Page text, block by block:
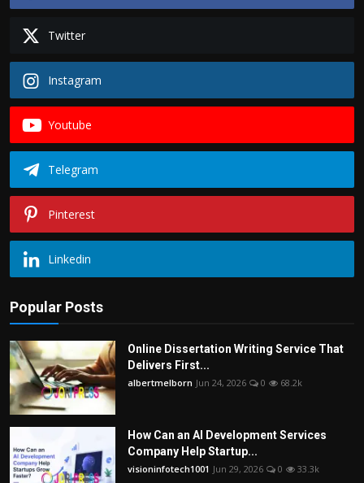
Twitter
Instagram
Youtube
Telegram
Pinterest
Linkedin
Popular Posts
Online Dissertation Writing Service That
Delivers First...
albertmelborn Jun 24, 2026 0 68.2k
How Can an AI Development Services
Company Help Startup...
visioninfotech1001 Jun 29, 2026 0 33.3k